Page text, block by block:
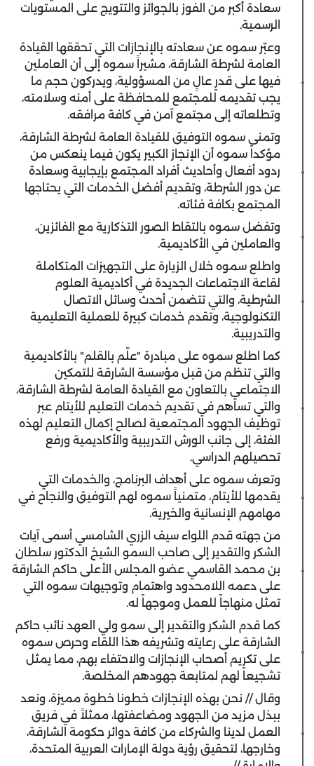
سعادة أكبر من الفوز بالجوائز والتتويج على المستويات
الرسمية.
وعبّر سموه عن سعادته بالإنجازات التي تحققها القيادة
العامة لشرطة الشارقة، مشيراً سموه إلى أن العاملين
فيها على قدرٍ عالٍ من المسؤولية، ويدركون حجم ما
يجب تقديمه للمجتمع للمحافظة على أمنه وسلامته،
وتطلعاته إلى مجتمع آمن في كافة مرافقه.
وتمنى سموه التوفيق للقيادة العامة لشرطة الشارقة،
مؤكداً سموه أن الإنجاز الكبير يكون فيما ينعكس من
ردود أفعال وأحاديث أفراد المجتمع بإيجابية وسعادة
عن دور الشرطة، وتقديم أفضل الخدمات التي يحتاجها
المجتمع بكافة فئاته.
وتفضل سموه بالتقاط الصور التذكارية مع الفائزين،
والعاملين في الأكاديمية.
واطلع سموه خلال الزيارة على التجهيزات المتكاملة
لقاعة الاجتماعات الجديدة في أكاديمية العلوم
الشرطية، والتي تتضمن أحدث وسائل الاتصال
التكنولوجية، وتقدم خدمات كبيرة للعملية التعليمية
والتدريبية.
كما اطلع سموه على مبادرة "علّم بالقلم" بالأكاديمية
والتي تنظم من قبل مؤسسة الشارقة للتمكين
الاجتماعي بالتعاون مع القيادة العامة لشرطة الشارقة،
والتي تساهم في تقديم خدمات التعليم للأيتام عبر
توظيف الجهود المجتمعية لصالح إكمال التعليم لهذه
الفئة، إلى جانب الورش التدريبية والأكاديمية ورفع
تحصيلهم الدراسي.
وتعرف سموه على أهداف البرنامج، والخدمات التي
يقدمها للأيتام، متمنياً سموه لهم التوفيق والنجاح في
مهامهم الإنسانية والخيرية.
من جهته قدم اللواء سيف الزري الشامسي أسمى آيات
الشكر والتقدير إلى صاحب السمو الشيخ الدكتور سلطان
بن محمد القاسمي عضو المجلس الأعلى حاكم الشارقة
على دعمه اللامحدود واهتمام وتوجيهات سموه التي
تمثل منهاجاً للعمل وموجهاً له.
كما قدم الشكر والتقدير إلى سمو ولي العهد نائب حاكم
الشارقة على رعايته وتشريفه هذا اللقاء وحرص سموه
على تكريم أصحاب الإنجازات والاحتفاء بهم، مما يمثل
تشجيعاً لهم لمتابعة جهودهم المخلصة.
وقال // نحن بهذه الإنجازات خطونا خطوة مميزة، ونعد
ببذل مزيد من الجهود ومضاعفتها، ممثلاً في فريق
العمل لدينا والشركاء من كافة دوائر حكومة الشارقة،
وخارجها، لتحقيق رؤية دولة الإمارات العربية المتحدة،